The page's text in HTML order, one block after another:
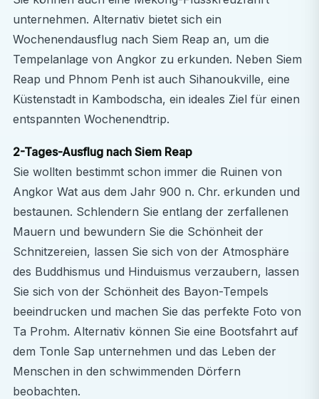
unternehmen. Alternativ bietet sich ein
Wochenendausflug nach Siem Reap an, um die
Tempelanlage von Angkor zu erkunden. Neben Siem
Reap und Phnom Penh ist auch Sihanoukville, eine
Küstenstadt in Kambodscha, ein ideales Ziel für einen
entspannten Wochenendtrip.
2-Tages-Ausflug nach Siem Reap
Sie wollten bestimmt schon immer die Ruinen von
Angkor Wat aus dem Jahr 900 n. Chr. erkunden und
bestaunen. Schlendern Sie entlang der zerfallenen
Mauern und bewundern Sie die Schönheit der
Schnitzereien, lassen Sie sich von der Atmosphäre
des Buddhismus und Hinduismus verzaubern, lassen
Sie sich von der Schönheit des Bayon-Tempels
beeindrucken und machen Sie das perfekte Foto von
Ta Prohm. Alternativ können Sie eine Bootsfahrt auf
dem Tonle Sap unternehmen und das Leben der
Menschen in den schwimmenden Dörfern
beobachten.